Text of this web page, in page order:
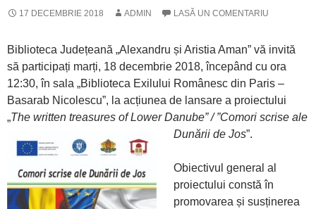
17 DECEMBRIE 2018 ADMIN LASĂ UN COMENTARIU
Biblioteca Județeană „Alexandru și Aristia Aman” vă invită
să participați marți, 18 decembrie 2018, începând cu ora
12:30, în sala „Biblioteca Exilului Românesc din Paris –
Basarab Nicolescu”, la acțiunea de lansare a proiectului
„The written treasures of Lower Danube” / ”Comori scrise ale
Dunării de Jos”.
Obiectivul general al
proiectului constă în
promovarea și susținerea